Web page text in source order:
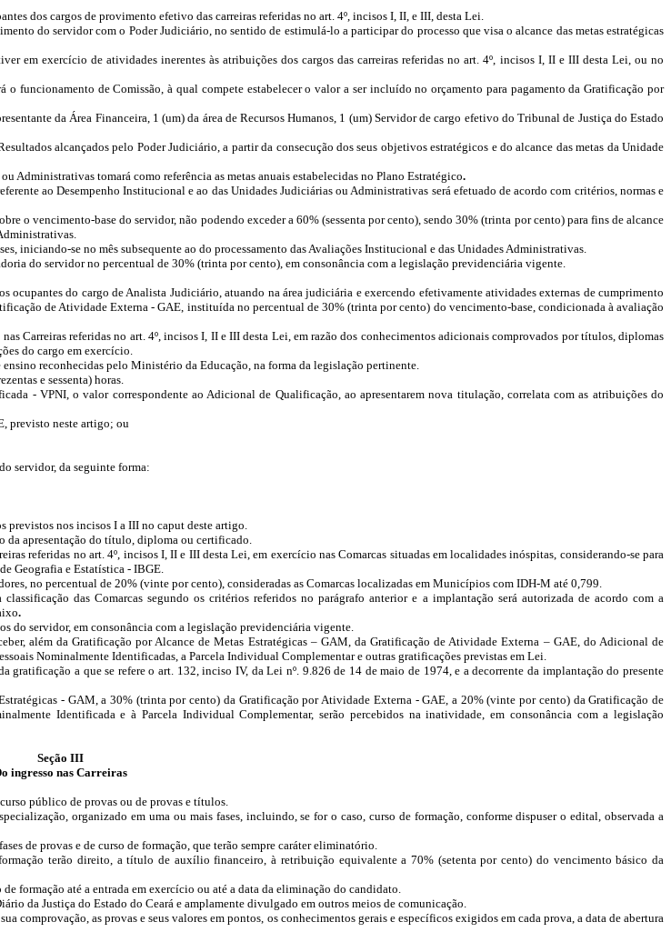
dos cargos de provimento efetivo das carreiras referidas no art. 4º, incisos I, II, e III, desta Lei.
do servidor com o Poder Judiciário, no sentido de estimulá-lo a participar do processo que visa o alcance das metas estratégicas
em exercício de atividades inerentes às atribuições dos cargos das carreiras referidas no art. 4º, incisos I, II e III desta Lei, ou no
funcionamento de Comissão, à qual compete estabelecer o valor a ser incluído no orçamento para pagamento daGratificação por
da Área Financeira, 1 (um) da área de Recursos Humanos, 1 (um) Servidor de cargo efetivo do Tribunal de Justiça do Estado
alcançados pelo Poder Judiciário, a partir da consecução dos seus objetivos estratégicos e do alcance das metas da Unidade
Administrativas tomará como referência as metas anuais estabelecidas no Plano Estratégico.
ao Desempenho Institucional e ao das Unidades Judiciárias ou Administrativas será efetuado de acordo com critérios, normas e
o vencimento-base do servidor, não podendo exceder a 60% (sessenta por cento), sendo 30% (trinta por cento) para fins de alcance
iniciando-se no mês subsequente ao do processamento das Avaliações Institucional e dasUnidades Administrativas.
do servidor no percentual de 30% (trinta por cento), em consonância com a legislação previdenciária vigente.
ocupantes do cargo de Analista Judiciário, atuando na área judiciária e exercendo efetivamente atividades externas de cumprimento
de Atividade Externa - GAE, instituída no percentual de 30% (trinta por cento) do vencimento-base, condicionada à avaliação
Carreiras referidas no art. 4º, incisos I, II e III desta Lei, em razão dos conhecimentos adicionais comprovados por títulos, diplomas
do cargo em exercício.
reconhecidas pelo Ministério da Educação, na forma da legislação pertinente.
e sessenta) horas.
- VPNI, o valor correspondente ao Adicional de Qualificação, ao apresentarem nova titulação, correlata com as atribuições do
previsto neste artigo; ou
servidor, da seguinte forma:
previstos nos incisos I a III no caput deste artigo.
da apresentação do título, diploma ou certificado.
referidas no art. 4º, incisos I, II e III desta Lei, em exercício nas Comarcas situadas em localidades inóspitas, considerando-se para
Geografia e Estatística - IBGE.
no percentual de 20% (vinte por cento), consideradas as Comarcas localizadas em Municípios com IDH-M até 0,799.
das Comarcas segundo os critérios referidos no parágrafo anterior e a implantação será autorizada de acordo com a
.
do servidor, em consonância com a legislação previdenciária vigente.
além da Gratificação por Alcance de Metas Estratégicas – GAM, da Gratificação de Atividade Externa – GAE, do Adicional de
Nominalmente Identificadas, a Parcela Individual Complementar e outras gratificações previstas em Lei.
gratificação a que se refere o art. 132, inciso IV, da Lei nº. 9.826 de 14 de maio de 1974, e a decorrente da implantação do presente
- GAM, a 30% (trinta por cento) da Gratificação por Atividade Externa - GAE, a 20% (vinte por cento) da Gratificação de
Identificada e à Parcela Individual Complementar, serão percebidos na inatividade, em consonância com a legislação
Seção III
ingresso nas Carreiras
público de provas ou de provas e títulos.
organizado em uma ou mais fases, incluindo, se for o caso, curso de formação, conforme dispuser o edital, observada a
de provas e de curso de formação, que terão sempre caráter eliminatório.
terão direito, a título de auxílio financeiro, à retribuição equivalente a 70% (setenta por cento) do vencimento básico da
formação até a entrada em exercício ou até a data da eliminação do candidato.
da Justiça do Estado do Ceará e amplamente divulgado em outros meios de comunicação.
comprovação, as provas e seus valores em pontos, os conhecimentos gerais e específicos exigidos em cada prova, a data de abertura